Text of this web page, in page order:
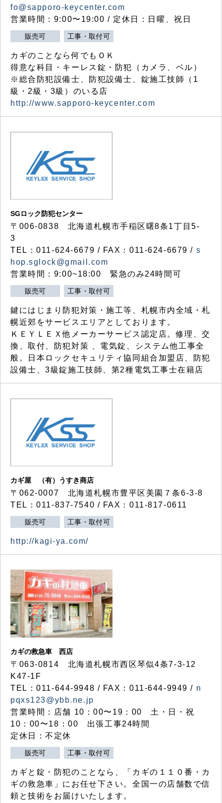
fo@sapporo-keycenter.com
営業時間：9:00〜19:00 / 定休日：日曜、祝日
販売可 工事・取付可
カギのことなら何でもＯＫ
得意な科目・キーレス錠・防犯（カメラ、ベル）
※総合防犯設備士、防犯設備士、錠施工技師（1
級・2級・3級）のいる店
http://www.sapporo-keycenter.com
SGロック防犯センター
〒006-0838 北海道札幌市手稲区曙8条1丁目5-
3
TEL：011-624-6679 / FAX：011-624-6679 / s
hop.sglock@gmail.com
営業時間：9:00~18:00 緊急のみ24時間可
販売可 工事・取付可
鍵にはじまり防犯対策・施工等、札幌市内全域・札
幌近郊をサービスエリアとしております。
ＫＥＹＬＥＸ他メーカーサービス認定店。修理、交
換、取付、防犯対策 、電気錠、システム他工事全
般。日本ロックセキュリティ協同組合加盟店、防犯
設備士、3級錠施工技師、第2種電気工事士在籍店
カギ屋 （有）うすき商店
〒062-0007 北海道札幌市豊平区美園７条6-3-8
TEL：011-837-7540 / FAX：011-817-0611
販売可 工事・取付可
http://kagi-ya.com/
カギの救急車 西店
〒063-0814 北海道札幌市西区琴似4条7-3-12
K47-1F
TEL：011-644-9948 / FAX：011-644-9949 / n
pqxs123@ybb.ne.jp
営業時間：店舗 10：00〜19：00 土・日・祝
10：00〜18：00 出張工事24時間
定休日：不定休
販売可 工事・取付可
カギと錠・防犯のことなら、「カギの１１０番・カ
ギの救急車」にお任せ下さい。全国一の店舗数で信
頼と技術をお届けいたします。